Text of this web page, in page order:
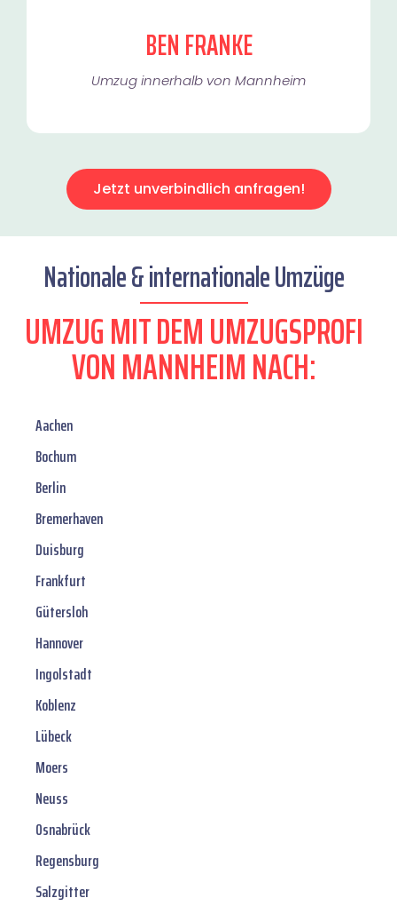
BEN FRANKE
Umzug innerhalb von Mannheim​
Jetzt unverbindlich anfragen!
Nationale & internationale Umzüge
UMZUG MIT DEM UMZUGSPROFI
VON MANNHEIM NACH:
Aachen
Bochum
Berlin
Bremerhaven
Duisburg
Frankfurt
Gütersloh
Hannover
Ingolstadt
Koblenz
Lübeck
Moers
Neuss
Osnabrück
Regensburg
Salzgitter